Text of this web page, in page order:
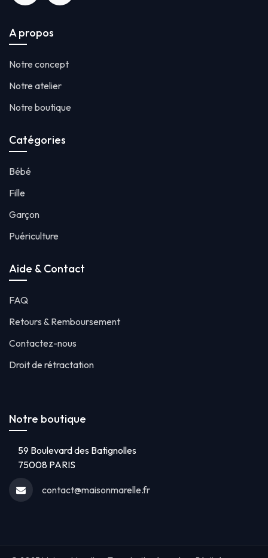
A propos
Notre concept
Notre atelier
Notre boutique
Catégories
Bébé
Fille
Garçon
Puériculture
Aide & Contact
FAQ
Retours & Remboursement
Contactez-nous
Droit de rétractation
Notre boutique
59 Boulevard des Batignolles
75008 PARIS
contact@maisonmarelle.fr